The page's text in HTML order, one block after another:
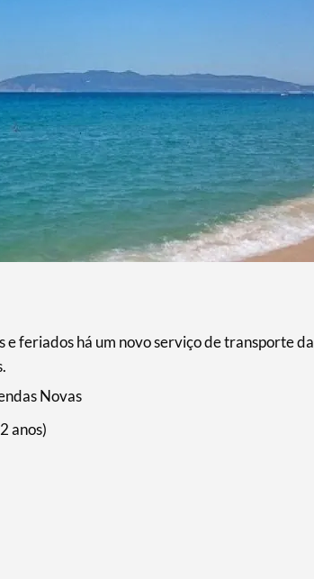
feriados há um novo serviço de transporte da
Novas
anos)